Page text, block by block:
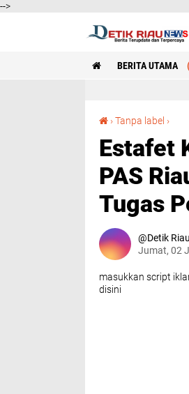
-->
BERITA UTAMA
›Tanpa label ›
Estafet
PAS
Tugas
Detik
Jumat, 02
masukkan script
disini